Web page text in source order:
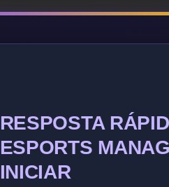
RESPOSTA
ESPORTS
INICIAR